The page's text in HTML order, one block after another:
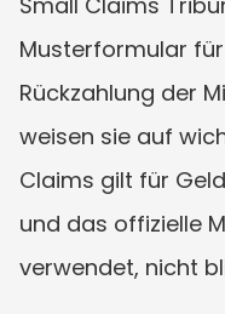
Musterformular
Rückzahlung der
weisen sie auf
Claims gilt für
und das offizielle
verwendet, nicht